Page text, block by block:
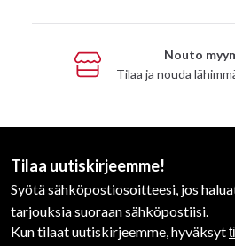
Nouto
Tilaa ja nouda
Tilaa uutiskirjeemme!
Syötä sähköpostiosoitteesi, jos
tarjouksia suoraan sähköpostiisi.
Kun tilaat uutiskirjeemme, hyväksyt